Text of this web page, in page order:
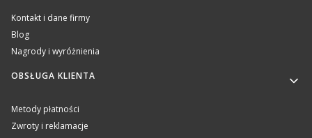
Kontakt i dane firmy
Blog
Nagrody i wyróżnienia
OBSŁUGA KLIENTA
Metody płatności
Zwroty i reklamacje